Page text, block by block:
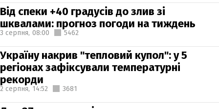
Від спеки +40 градусів до злив зі
шквалами: прогноз погоди на тиждень
3 серпня, 08:00 5462
Україну накрив "тепловий купол": у 5
регіонах зафіксували температурні
рекорди
2 серпня, 14:52 3681